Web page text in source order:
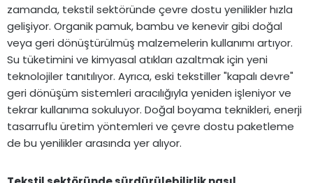
zamanda, tekstil sektöründe çevre dostu yenilikler hızla
gelişiyor. Organik pamuk, bambu ve kenevir gibi doğal
veya geri dönüştürülmüş malzemelerin kullanımı artıyor.
Su tüketimini ve kimyasal atıkları azaltmak için yeni
teknolojiler tanıtılıyor. Ayrıca, eski tekstiller "kapalı devre"
geri dönüşüm sistemleri aracılığıyla yeniden işleniyor ve
tekrar kullanıma sokuluyor. Doğal boyama teknikleri, enerji
tasarruflu üretim yöntemleri ve çevre dostu paketleme
de bu yenilikler arasında yer alıyor.